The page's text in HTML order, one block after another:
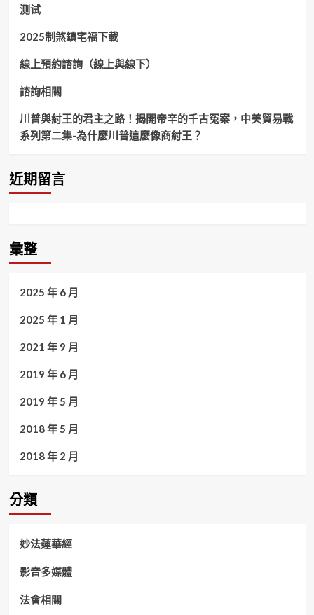
测试
2025制煞鎮宅福下載
線上預約諮詢（線上與線下）
諮詢相關
川普與紂王的君主之路！揭開帝辛的千古冤案，中美貿易戰
系列第二集-為什麼川普這麼像商紂王？
近期留言
彙整
2025 年 6 月
2025 年 1 月
2021 年 9 月
2019 年 6 月
2019 年 5 月
2018 年 5 月
2018 年 2 月
分類
妙法蓮華經
影音多媒體
法會相關